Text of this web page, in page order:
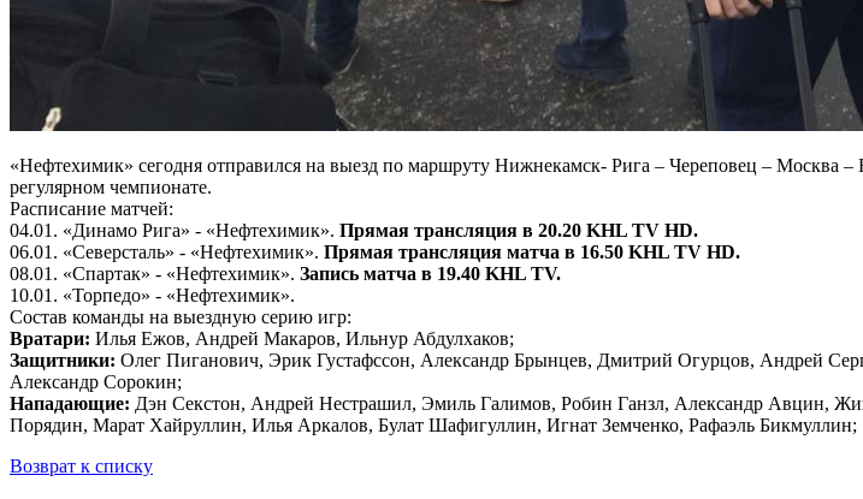
«Нефтехимик» сегодня отправился на выезд по маршруту Нижнекамск- Рига – Череповец – Москва
регулярном чемпионате.
Расписание матчей:
04.01. «Динамо Рига» - «Нефтехимик». Прямая трансляция в 20.20 KHL TV HD.
06.01. «Северсталь» - «Нефтехимик». Прямая трансляция матча в 16.50 KHL TV HD.
08.01. «Спартак» - «Нефтехимик». Запись матча в 19.40 KHL TV.
10.01. «Торпедо» - «Нефтехимик».
Состав команды на выездную серию игр:
Вратари: Илья Ежов, Андрей Макаров, Ильнур Абдулхаков;
Защитники: Олег Пиганович, Эрик Густафссон, Александр Брынцев, Дмитрий Огурцов, Андрей
Александр Сорокин;
Нападающие: Дэн Секстон, Андрей Нестрашил, Эмиль Галимов, Робин Ганзл, Александр Авцин,
Порядин, Марат Хайруллин, Илья Аркалов, Булат Шафигуллин, Игнат Земченко, Рафаэль Бикмуллин;
Возврат к списку